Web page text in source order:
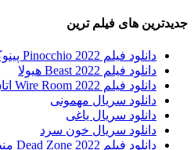
جدیدترین های فیلم ترین
دانلود فیلم Pinocchio 2022 پینوکیو
دانلود فیلم Beast 2022 هیولا
دانلود فیلم Wire Room 2022 اتاق شنود
دانلود سریال مهمونی
دانلود سریال یاغی
دانلود سریال خون سرد
دانلود فیلم 2022 Dead Zone منطقه مرده